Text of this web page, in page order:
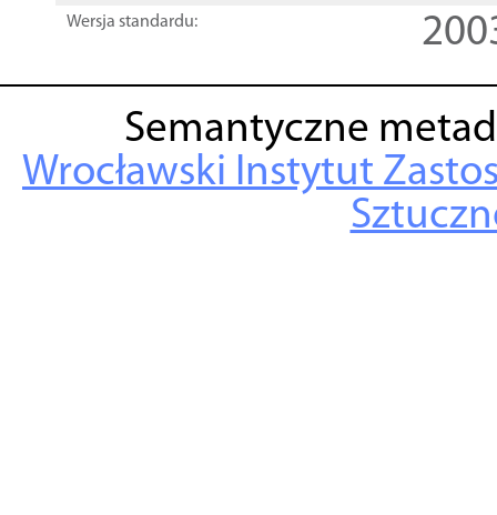
Wersja standardu:
Semantyczne
Wrocławski Instytut